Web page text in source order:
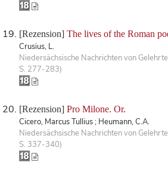
[Rezension] The lives of the Roman
Crusius, L.
Niedersächsische Nachrichten von
S. 277-283)
[Rezension] Pro Milone. Or.
Cicero, Marcus Tullius ; Heumann, C.A.
Niedersächsische Nachrichten von
S. 337-340)